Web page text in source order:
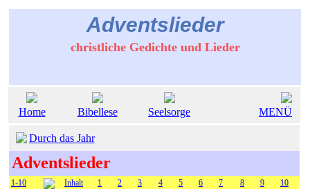
Adventslieder
christliche Gedichte und Lieder
Home Bibellese Seelsorge MENÜ
Durch das Jahr
Adventslieder
1-10 Inhalt 1 2 3 4 5 6 7 8 9
10